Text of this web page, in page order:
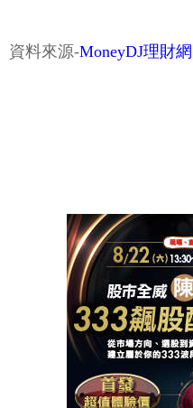
資料來源-MoneyDJ理財網